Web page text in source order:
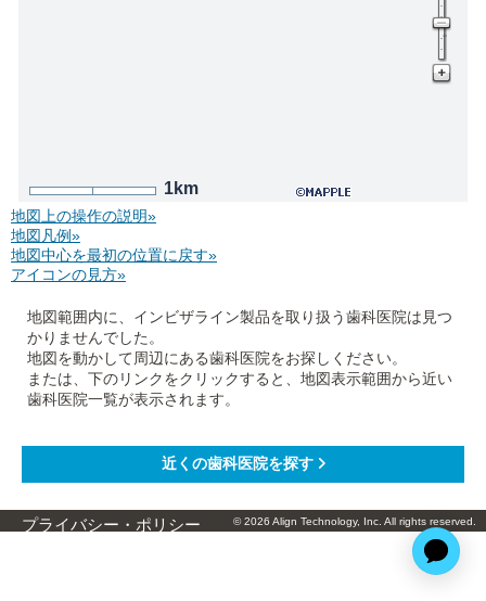
1km
地図上の操作の説明»
地図凡例»
地図中心を最初の位置に戻す»
アイコンの見方»
地図範囲内に、インビザライン製品を取り扱う歯科医院は見つ
かりませんでした。
地図を動かして周辺にある歯科医院をお探しください。
または、下のリンクをクリックすると、地図表示範囲から近い
歯科医院一覧が表示されます。
プライバシー・ポリシー © 2026 Align Technology, Inc. All rights reserved.